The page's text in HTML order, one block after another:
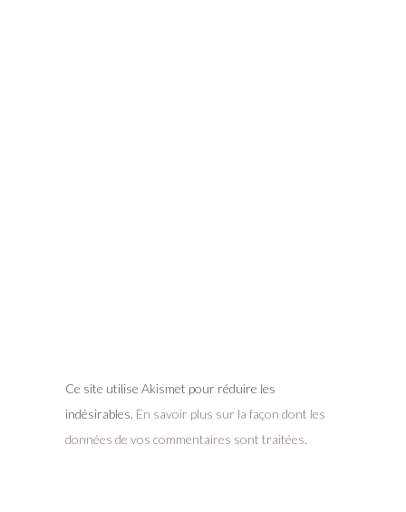
Ce site utilise Akismet pour réduire les
indésirables. En savoir plus sur la façon dont les
données de vos commentaires sont traitées.